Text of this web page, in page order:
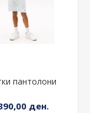
пантолони
ден.